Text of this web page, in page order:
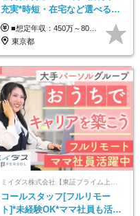
充実*時短・在宅など選べる働
き方*賞与年2回
■想定年収：450万～800万円（基本給12ヶ月分＋賞与2ヶ月分） ※上記想定年収はフルタイムの働き方を想定しています。 それ以外の働き方（勤務日数、時短、固定残業時間数の変更など）の場合 上記想定年収の支給を確約するものではありません ※賞与は全社の業績に応じて変動の可能性があります ※ご経験・スキルを考慮のうえ、当社規定により優遇します （試用期間3ヶ月有/給与・待遇に差異なし） ■昇給年1回 ■賞与年2回（2月・8月）
東京都
コールスタッフ[フルリモー
ト]*未経験OK*ママ社員も活躍